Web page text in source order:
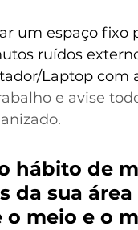
um espaço fixo
ruídos
Laptop com
e avise
hábito de
da sua
o meio e o